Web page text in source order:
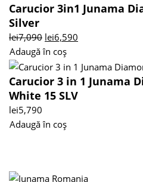
Carucior 3in1 Junama
Silver
lei7,090 lei6,590
Adaugă în coș
Carucior 3 in 1 Junama
White 15 SLV
lei5,790
Adaugă în coș